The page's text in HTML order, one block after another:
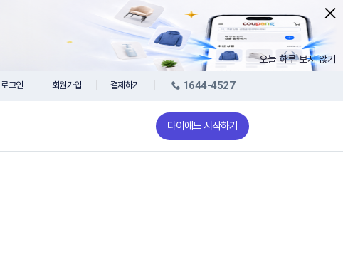
오늘 하루 보지 않기
로그인 회원가입 결제하기 1644-4527
다이애드 시작하기